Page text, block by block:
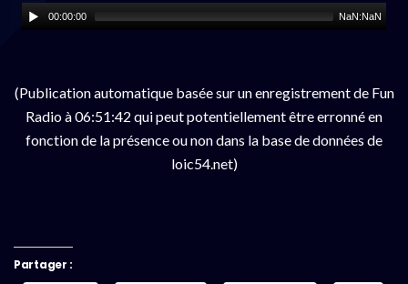
00:00:00 NaN:NaN
(Publication automatique basée sur un enregistrement de Fun
Radio à 06:51:42 qui peut potentiellement être erronné en
fonction de la présence ou non dans la base de données de
loic54.net)
Partager :